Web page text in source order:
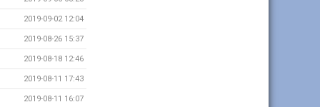
2019-09-02 12:04
2019-08-26 15:37
2019-08-18 12:46
2019-08-11 17:43
2019-08-11 16:07